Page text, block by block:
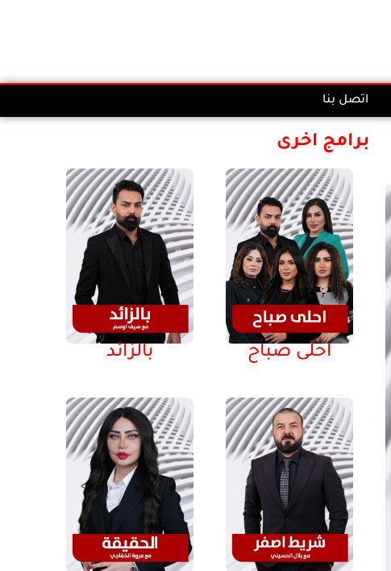
اتصل بنا
برامج اخرى
احلى صباح بالزائد